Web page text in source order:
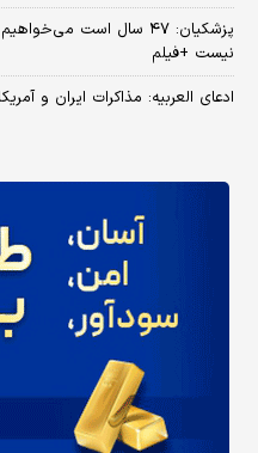
پزشکیان: ۴۷ سال است
نیست +فیلم
ادعای العربیه: مذاکرات ایران و